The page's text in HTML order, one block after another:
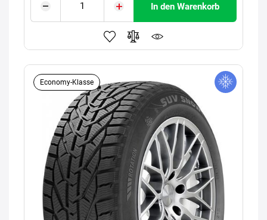
In den Warenkorb
Economy-Klasse